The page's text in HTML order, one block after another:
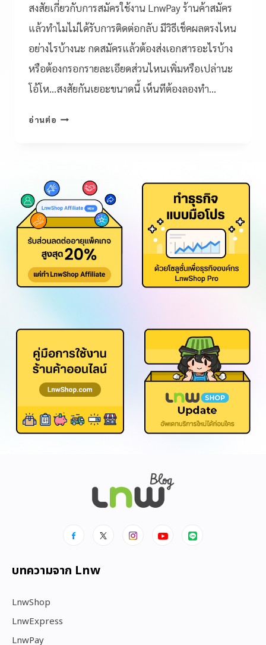
สงสัยเกี่ยวกับการสมัครใช้งาน LnwPay ร้านค้าสมัคร
แล้วทำไมไม่ได้รับการติดต่อกลับ มีวิธีเช็คผลตรงไหน
อย่างไรบ้างนะ กดสมัครแล้วต้องส่งเอกสารอะไรบ้าง
หรือต้องกรอกรายละเอียดส่วนไหนเพิ่มหรือเปล่านะ
โอ้โห…สงสัยกันเยอะขนาดนี้ เห็นทีต้องลองทำ…
อ่านต่อ
บทความจาก Lnw
LnwShop
LnwExpress
LnwPay